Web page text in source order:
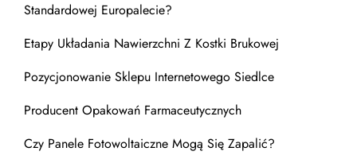
Standardowej Europalecie?
Etapy Układania Nawierzchni Z Kostki Brukowej
Pozycjonowanie Sklepu Internetowego Siedlce
Producent Opakowań Farmaceutycznych
Czy Panele Fotowoltaiczne Mogą Się Zapalić?